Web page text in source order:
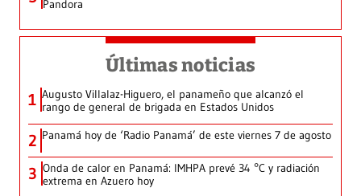
Pandora
Últimas noticias
1 Augusto Villalaz-Higuero, el panameño que alcanzó el
rango de general de brigada en Estados Unidos
2 Panamá hoy de ‘Radio Panamá’ de este viernes 7 de agosto
3 Onda de calor en Panamá: IMHPA prevé 34 °C y radiación
extrema en Azuero hoy